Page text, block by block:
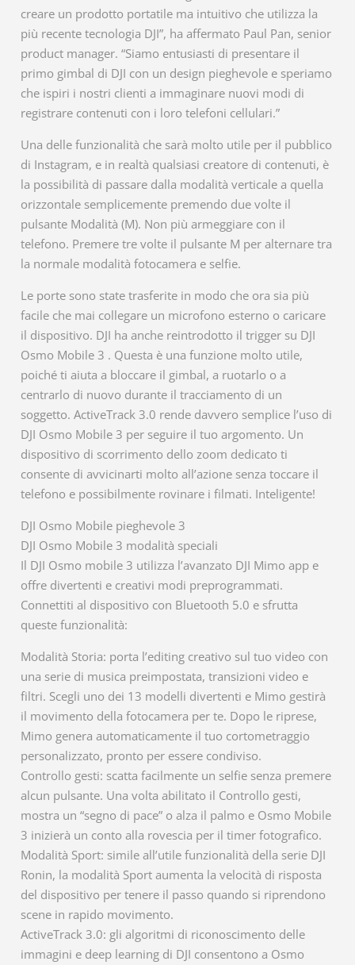
creare un prodotto portatile ma intuitivo che utilizza la
più recente tecnologia DJI”, ha affermato Paul Pan, senior
product manager. “Siamo entusiasti di presentare il
primo gimbal di DJI con un design pieghevole e speriamo
che ispiri i nostri clienti a immaginare nuovi modi di
registrare contenuti con i loro telefoni cellulari.”
Una delle funzionalità che sarà molto utile per il pubblico
di Instagram, e in realtà qualsiasi creatore di contenuti, è
la possibilità di passare dalla modalità verticale a quella
orizzontale semplicemente premendo due volte il
pulsante Modalità (M). Non più armeggiare con il
telefono. Premere tre volte il pulsante M per alternare tra
la normale modalità fotocamera e selfie.
Le porte sono state trasferite in modo che ora sia più
facile che mai collegare un microfono esterno o caricare
il dispositivo. DJI ha anche reintrodotto il trigger su DJI
Osmo Mobile 3 . Questa è una funzione molto utile,
poiché ti aiuta a bloccare il gimbal, a ruotarlo o a
centrarlo di nuovo durante il tracciamento di un
soggetto. ActiveTrack 3.0 rende davvero semplice l’uso di
DJI Osmo Mobile 3 per seguire il tuo argomento. Un
dispositivo di scorrimento dello zoom dedicato ti
consente di avvicinarti molto all’azione senza toccare il
telefono e possibilmente rovinare i filmati. Inteligente!
DJI Osmo Mobile pieghevole 3
DJI Osmo Mobile 3 modalità speciali
Il DJI Osmo mobile 3 utilizza l’avanzato DJI Mimo app e
offre divertenti e creativi modi preprogrammati.
Connettiti al dispositivo con Bluetooth 5.0 e sfrutta
queste funzionalità:
Modalità Storia: porta l’editing creativo sul tuo video con
una serie di musica preimpostata, transizioni video e
filtri. Scegli uno dei 13 modelli divertenti e Mimo gestirà
il movimento della fotocamera per te. Dopo le riprese,
Mimo genera automaticamente il tuo cortometraggio
personalizzato, pronto per essere condiviso.
Controllo gesti: scatta facilmente un selfie senza premere
alcun pulsante. Una volta abilitato il Controllo gesti,
mostra un “segno di pace” o alza il palmo e Osmo Mobile
3 inizierà un conto alla rovescia per il timer fotografico.
Modalità Sport: simile all’utile funzionalità della serie DJI
Ronin, la modalità Sport aumenta la velocità di risposta
del dispositivo per tenere il passo quando si riprendono
scene in rapido movimento.
ActiveTrack 3.0: gli algoritmi di riconoscimento delle
immagini e deep learning di DJI consentono a Osmo